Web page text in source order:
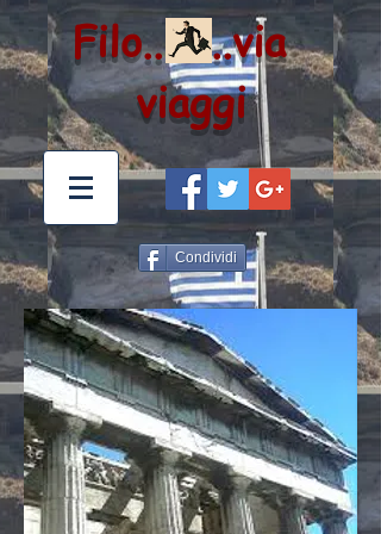
Filo.. ..via
viaggi
Condividi